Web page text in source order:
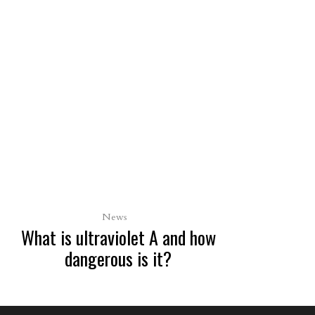
News
What is ultraviolet A and how
dangerous is it?